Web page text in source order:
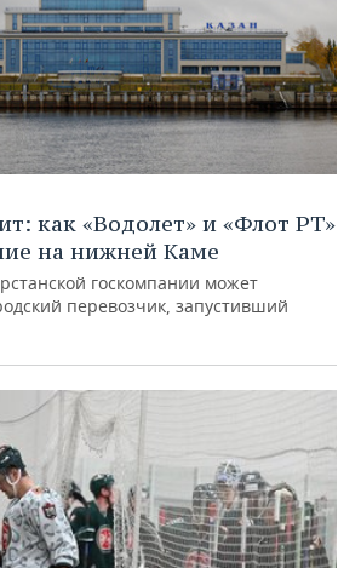
как «Водолет» и «Флот РТ»
на нижней Каме
госкомпании может
перевозчик, запустивший